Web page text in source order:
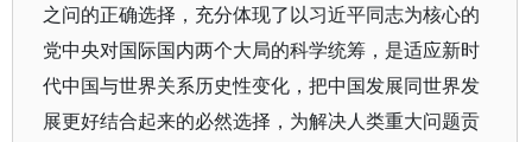
之问的正确选择，充分体现了以习近平同志为核心的
党中央对国际国内两个大局的科学统筹，是适应新时
代中国与世界关系历史性变化，把中国发展同世界发
展更好结合起来的必然选择，为解决人类重大问题贡